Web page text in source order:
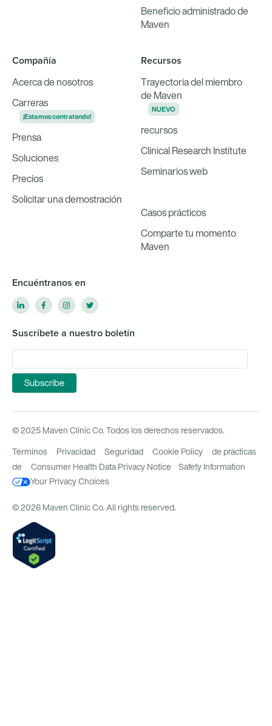
Beneficio administrado de
Maven
Compañía
Acerca de nosotros
Carreras
¡Estamos contratando!
Prensa
Soluciones
Precios
Solicitar una demostración
Recursos
Trayectoria del miembro
de Maven
NUEVO
recursos
Clinical Research Institute
Seminarios web
Casos prácticos
Comparte tu momento
Maven
Encuéntranos en
Suscríbete a nuestro boletín
© 2025 Maven Clinic Co. Todos los derechos reservados.
Términos Privacidad Seguridad Cookie Policy
de prácticas
de
Consumer Health Data Privacy Notice
Safety Information
Your Privacy Choices
© 2026 Maven Clinic Co. All rights reserved.